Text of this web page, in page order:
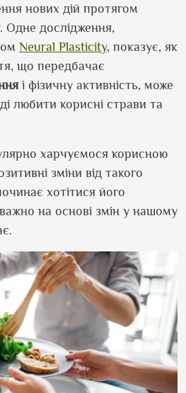
нових дій протягом
Одне дослідження,
Neural Plasticity, показує, як
що передбачає
і фізичну активність, може
любити корисні страви та
харчуємося корисною
зміни від такого
хотітися його
на основі змін у нашому